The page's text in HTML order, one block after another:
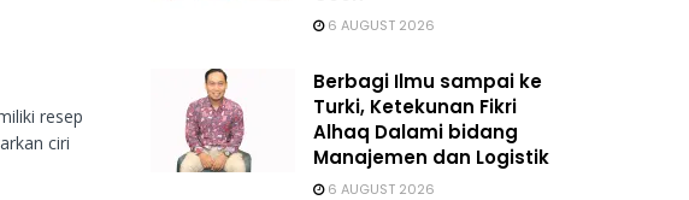
resep
ciri
6 AUGUST 2026
Berbagi Ilmu sampai ke
Turki, Ketekunan Fikri
Alhaq Dalami bidang
Manajemen dan Logistik
6 AUGUST 2026